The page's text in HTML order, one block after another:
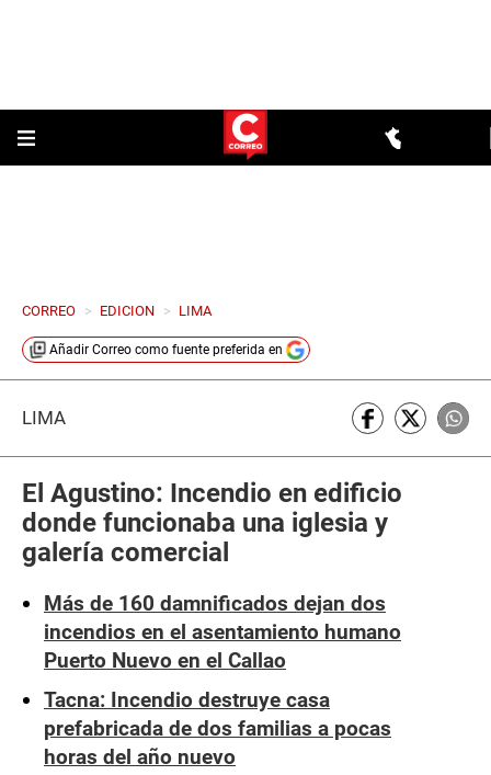
CORREO > EDICION > LIMA
Añadir Correo como fuente preferida en
LIMA
El Agustino: Incendio en edificio
donde funcionaba una iglesia y
galería comercial
Más de 160 damnificados dejan dos
incendios en el asentamiento humano
Puerto Nuevo en el Callao
Tacna: Incendio destruye casa
prefabricada de dos familias a pocas
horas del año nuevo